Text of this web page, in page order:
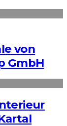
von
GmbH